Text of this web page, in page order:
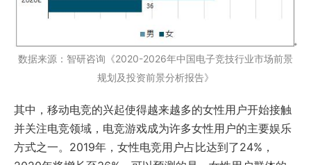
数据来源：智研咨询《2020-2026年中国电子竞技行业市场前景
规划及投资前景分析报告》
其中，移动电竞的兴起使得越来越多的女性用户开始接触
并关注电竞领域，电竞游戏成为许多女性用户的主要娱乐
方式之一。2019年，女性电竞用户占比达到了24%，